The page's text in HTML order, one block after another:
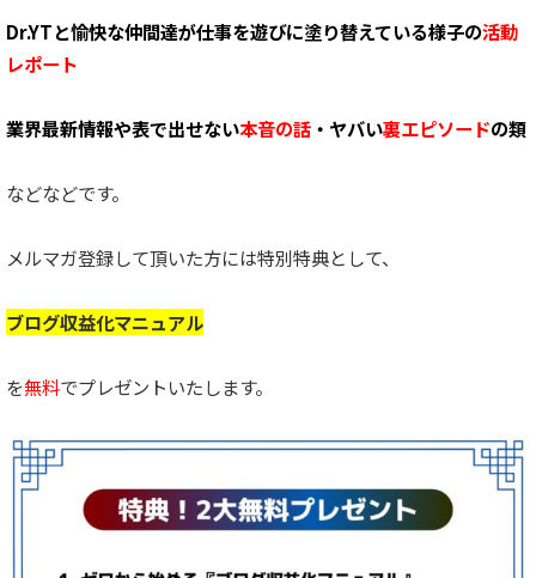
Dr.YTと愉快な仲間達が仕事を遊びに塗り替えている様子の活動
レポート
業界最新情報や表で出せない本音の話 ・ヤバい裏エピソードの類
などなどです。
メルマガ登録して頂いた方には特別特典として、
ブログ収益化マニュアル
を無料でプレゼントいたします。